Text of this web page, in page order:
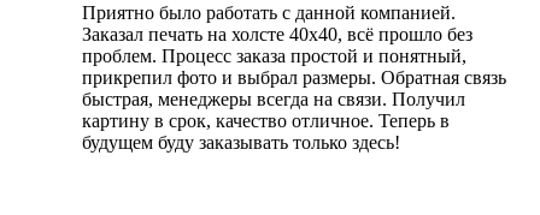
Приятно было работать с данной компанией.
Заказал печать на холсте 40х40, всё прошло без
проблем. Процесс заказа простой и понятный,
прикрепил фото и выбрал размеры. Обратная связь
быстрая, менеджеры всегда на связи. Получил
картину в срок, качество отличное. Теперь в
будущем буду заказывать только здесь!